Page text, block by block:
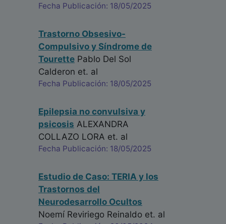
Fecha Publicación: 18/05/2025
Trastorno Obsesivo-
Compulsivo y Síndrome de
Tourette Pablo Del Sol
Calderon et. al
Fecha Publicación: 18/05/2025
Epilepsia no convulsiva y
psicosis ALEXANDRA
COLLAZO LORA et. al
Fecha Publicación: 18/05/2025
Estudio de Caso: TERIA y los
Trastornos del
Neurodesarrollo Ocultos
Noemí Reviriego Reinaldo et. al